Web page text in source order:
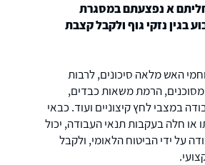
א נפצעתם במסגרת
בגין נזקי גוף ולקבל קצבת
האש מלאה סיכונים, לרבות
הרמת משאות כבדים,
במצבי לחץ קיצוניים ועוד. כבאי
או חלה בעקבות תנאי העבודה, יכול
על ידי הביטוח הלאומי, ולקבל